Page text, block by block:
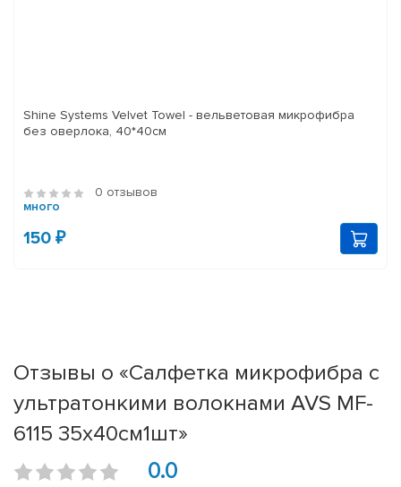
Shine Systems Velvet Towel - вельветовая микрофибра
без оверлока, 40*40см
0 отзывов
много
150 ₽
Отзывы о «Салфетка микрофибра с
ультратонкими волокнами AVS MF-
6115 35х40см1шт»
0.0